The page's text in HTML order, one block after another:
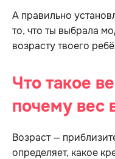
А правильно
то, что ты выбрала
возрасту твоего
Что такое
почему вес
Возраст —
определяет, какое